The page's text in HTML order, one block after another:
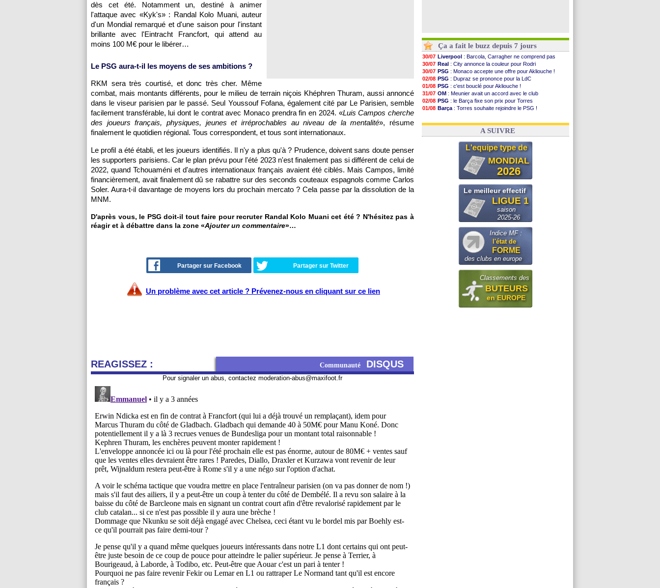
dès cet été. Notamment un, destiné à animer
l'attaque avec «Kyk's» : Randal Kolo Muani, auteur
d'un Mondial remarqué et d'une saison pour l'instant
brillante avec l'Eintracht Francfort, qui attend au
moins 100 M€ pour le libérer…
Le PSG aura-t-il les moyens de ses ambitions ?
RKM sera très courtisé, et donc très cher. Même
combat, mais montants différents, pour le milieu de terrain niçois Khéphren Thuram, aussi annoncé
dans le viseur parisien par le passé. Seul Youssouf Fofana, également cité par Le Parisien, semble
facilement transférable, lui dont le contrat avec Monaco prendra fin en 2024. «Luis Campos cherche
des joueurs français, physiques, jeunes et irréprochables au niveau de la mentalité», résume
finalement le quotidien régional. Tous correspondent, et tous sont internationaux.
Le profil a été établi, et les joueurs identifiés. Il n'y a plus qu'à ? Prudence, doivent sans doute penser
les supporters parisiens. Car le plan prévu pour l'été 2023 n'est finalement pas si différent de celui de
2022, quand Tchouaméni et d'autres internationaux français avaient été ciblés. Mais Campos, limité
financièrement, avait finalement dû se rabattre sur des seconds couteaux espagnols comme Carlos
Soler. Aura-t-il davantage de moyens lors du prochain mercato ? Cela passe par la dissolution de la
MNM.
D'après vous, le PSG doit-il tout faire pour recruter Randal Kolo Muani cet été ? N'hésitez pas à
réagir et à débattre dans la zone «Ajouter un commentaire»…
Partager sur Facebook Partager sur Twitter
Un problème avec cet article ? Prévenez-nous en cliquant sur ce lien
REAGISSEZ : Communauté DISQUS
Pour signaler un abus, contactez moderation-abus@maxifoot.fr
Ça a fait le buzz depuis 7 jours
30/07 Liverpool : Barcola, Carragher ne comprend pas
30/07 Real : City annonce la couleur pour Rodri
30/07 PSG : Monaco accepte une offre pour Akliouche !
02/08 PSG : Dupraz se prononce pour la LdC
01/08 PSG : c'est bouclé pour Akliouche !
31/07 OM : Meunier avait un accord avec le club
02/08 PSG : le Barça fixe son prix pour Torres
01/08 Barça : Torres souhaite rejoindre le PSG !
03/08 Argentine: quand Medina recadre... sa mère
A SUIVRE
L'equipe type de
MONDIAL
2026
Le meilleur effectif
LIGUE 1
saison
2025-26
Indice MF :
l'état de
FORME
des clubs en europe
Classements des
BUTEURS
en EUROPE